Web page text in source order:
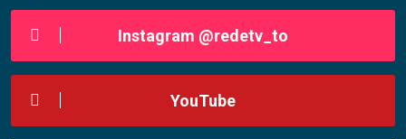
Instagram @redetv_to
YouTube